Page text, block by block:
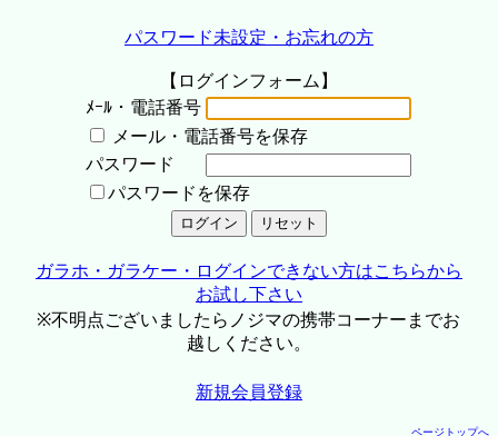
パスワード未設定・お忘れの方
【ログインフォーム】
ﾒｰﾙ・電話番号
メール・電話番号を保存
パスワード
パスワードを保存
ガラホ・ガラケー・ログインできない方はこちらから
お試し下さい
※不明点ございましたらノジマの携帯コーナーまでお
越しください。
新規会員登録
ページトップへ